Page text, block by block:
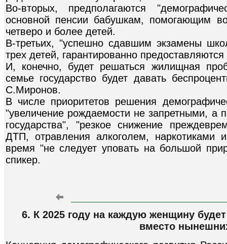
Во-вторых, предполагаются
основной пенсии бабушкам, помогающим
четверо и более детей.
В-третьих, "успешно сдавшим экзамены
трех детей, гарантированно
И, конечно, будет решаться жилищная
семье государство будет давать
С.Миронов.
В числе приоритетов решения
"увеличение рождаемости не запретными,
государства", "резкое снижение
ДТП, отравления алкоголем,
время "не следует уповать на большой
спикер.
6. К 2025 году на каждую женщину
вместо